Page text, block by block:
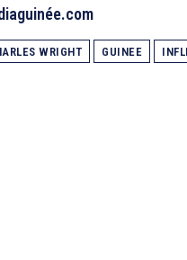
WRIGHT GUINEE